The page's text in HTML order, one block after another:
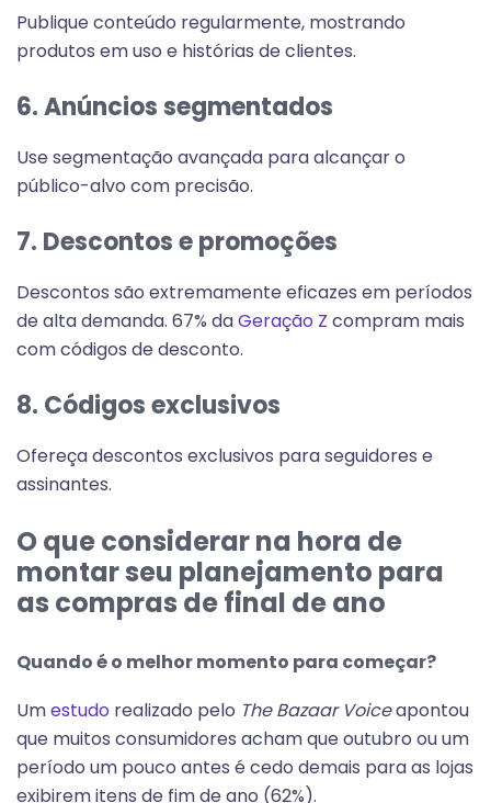
Publique conteúdo regularmente, mostrando
produtos em uso e histórias de clientes.
6. Anúncios segmentados
Use segmentação avançada para alcançar o
público-alvo com precisão.
7. Descontos e promoções
Descontos são extremamente eficazes em períodos
de alta demanda. 67% daGeração Z compram mais
com códigos de desconto.
8. Códigos exclusivos
Ofereça descontos exclusivos para seguidores e
assinantes.
O que considerar na hora de
montar seu planejamento para
as compras de final de ano
Quando é o melhor momento para começar?
Umestudo realizado pelo The Bazaar Voiceapontou
que muitos consumidores acham que outubro ou um
período um pouco antes é cedo demais para as lojas
exibirem itens de fim de ano (62%).